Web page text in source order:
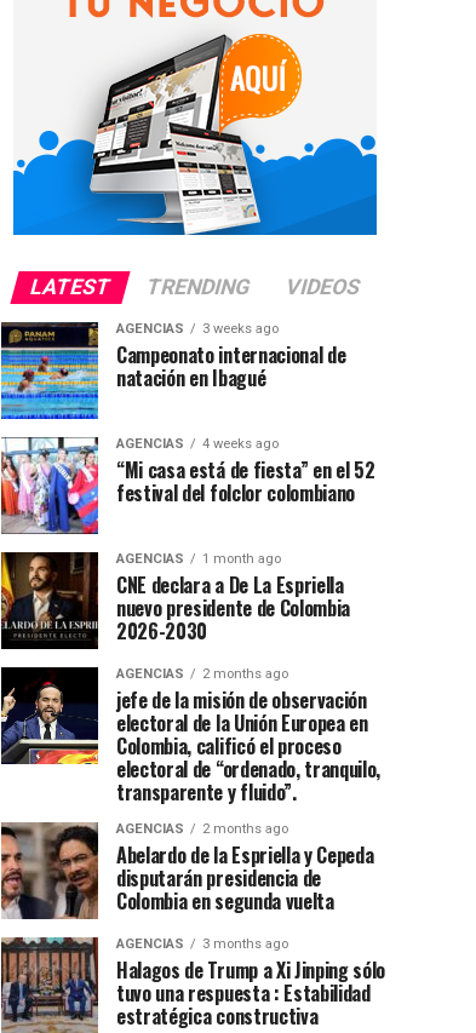
LATEST TRENDING VIDEOS
AGENCIAS 3 weeks ago
Campeonato internacional de
natación en Ibagué
AGENCIAS 4 weeks ago
“Mi casa está de fiesta” en el 52
festival del folclor colombiano
AGENCIAS 1 month ago
CNE declara a De La Espriella
nuevo presidente de Colombia
2026-2030
AGENCIAS 2 months ago
jefe de la misión de observación
electoral de la Unión Europea en
Colombia, calificó el proceso
electoral de “ordenado, tranquilo,
transparente y fluido”.
AGENCIAS 2 months ago
Abelardo de la Espriella y Cepeda
disputarán presidencia de
Colombia en segunda vuelta
AGENCIAS 3 months ago
Halagos de Trump a Xi Jinping sólo
tuvo una respuesta : Estabilidad
estratégica constructiva